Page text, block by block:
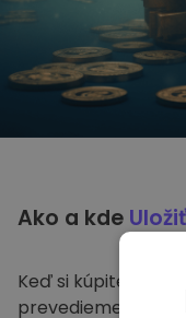
Ako a kde Uložiť
Keď si kúpite na
prevedieme do